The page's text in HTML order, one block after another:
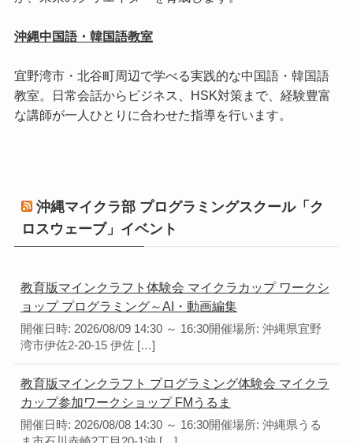
沖縄中国語・韓国語教室
宜野湾市・北谷町周辺で学べる実践的な中国語・韓国語
教室。日常会話からビジネス、HSK対策まで、経験豊富
な講師が一人ひとりに合わせた指導を行います。
沖縄マイクラ部 プログラミングスクール「ク
ロスウェーブ」イベント
教育版マインクラフト体験会 マイクラカップ ワークシ
ョップ プログラミング～AI・動画編集
開催日時: 2026/08/09 14:30 ～ 16:30開催場所: 沖縄県宜野
湾市伊佐2-20-15 伊佐 […]
教育版マインクラフト プログラミング体験会 マイクラ
カップ参加ワークショップ FMうるま
開催日時: 2026/08/08 14:30 ～ 16:30開催場所: 沖縄県うる